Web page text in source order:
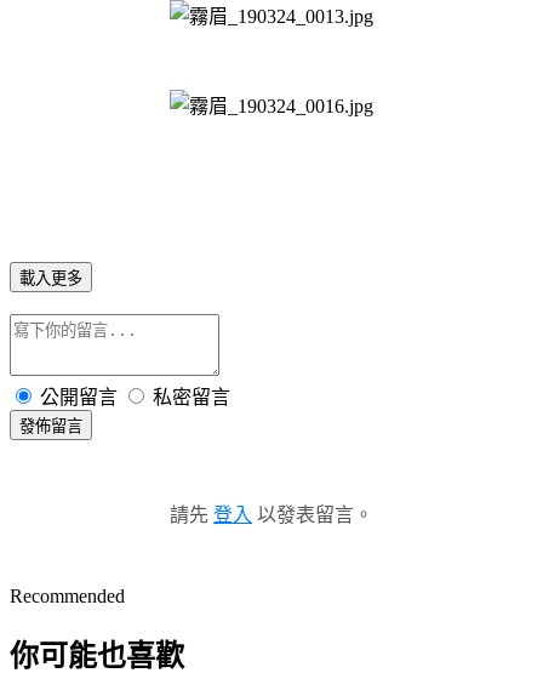
載入更多
公開留言 私密留言
發佈留言
請先 登入 以發表留言。
Recommended
你可能也喜歡